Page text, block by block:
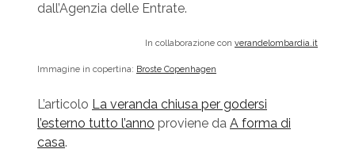
dall’Agenzia delle Entrate.
In collaborazione converandelombardia.it
Immagine in copertina: Broste Copenhagen
L’articolo La veranda chiusa per godersi
l’esterno tutto l’anno proviene da A forma di
casa.